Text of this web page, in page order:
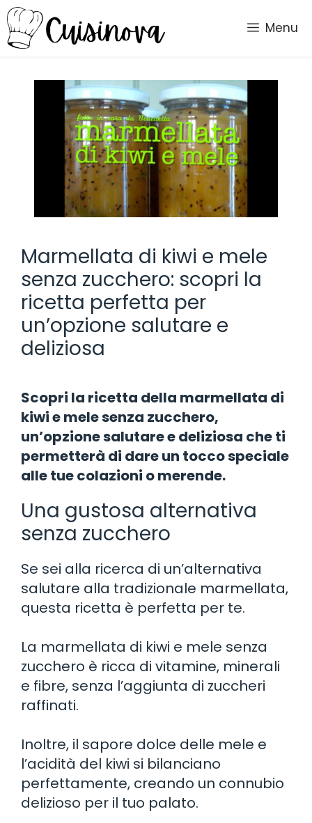
Vai
al
contenuto
Menu
Marmellata di kiwi e mele
senza zucchero: scopri la
ricetta perfetta per
un’opzione salutare e
deliziosa
Scopri la ricetta della marmellata di
kiwi e mele senza zucchero,
un’opzione salutare e deliziosa che ti
permetterà di dare un tocco speciale
alle tue colazioni o merende.
Una gustosa alternativa
senza zucchero
Se sei alla ricerca di un’alternativa
salutare alla tradizionale marmellata,
questa ricetta è perfetta per te.
La marmellata di kiwi e mele senza
zucchero è ricca di vitamine, minerali
e fibre, senza l’aggiunta di zuccheri
raffinati.
Inoltre, il sapore dolce delle mele e
l’acidità del kiwi si bilanciano
perfettamente, creando un connubio
delizioso per il tuo palato.